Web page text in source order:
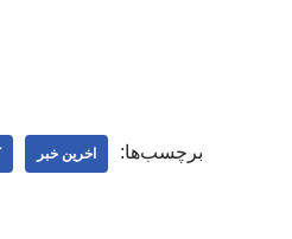
برچسب‌ها: اخرین خبر